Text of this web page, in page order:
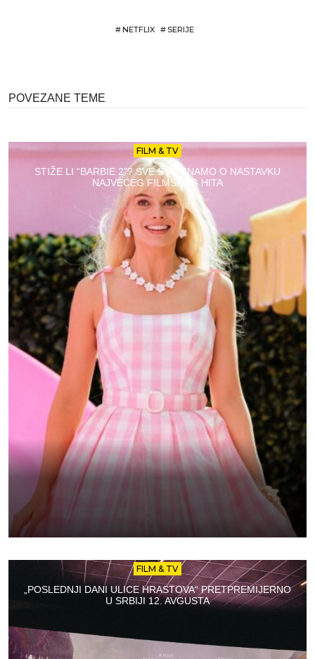
#NETFLIX # SERIJE
POVEZANE TEME
FILM & TV
STIŽE LI “BARBIE 2”? SVE ŠTO ZNAMO O NASTAVKU
NAJVEĆEG FILMSKOG HITA
FILM & TV
„POSLEDNJI DANI ULICE HRASTOVA“ PRETPREMIJERNO
U SRBIJI 12. AVGUSTA